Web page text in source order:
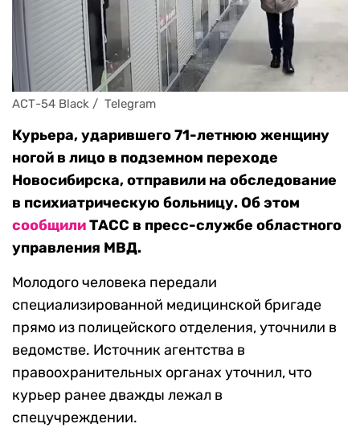
АСТ-54 Black /  Telegram
Курьера, ударившего 71-летнюю женщину
ногой в лицо в подземном переходе
Новосибирска, отправили на обследование
в психиатрическую больницу. Об этом
сообщилиТАСС в пресс-службе областного
управления МВД.
Молодого человека передали
специализированной медицинской бригаде
прямо из полицейского отделения, уточнили в
ведомстве. Источник агентства в
правоохранительных органах уточнил, что
курьер ранее дважды лежал в
спецучреждении.